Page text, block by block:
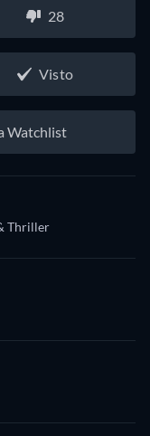
28
Visto
Watchlist
Thriller